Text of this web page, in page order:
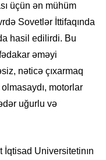
üçün ən mühüm
Sovetlər İttifaqında
hasil edilirdi. Bu
əməyi
nəticə çıxarmaq
motorlar
uğurlu və
Universitetinın